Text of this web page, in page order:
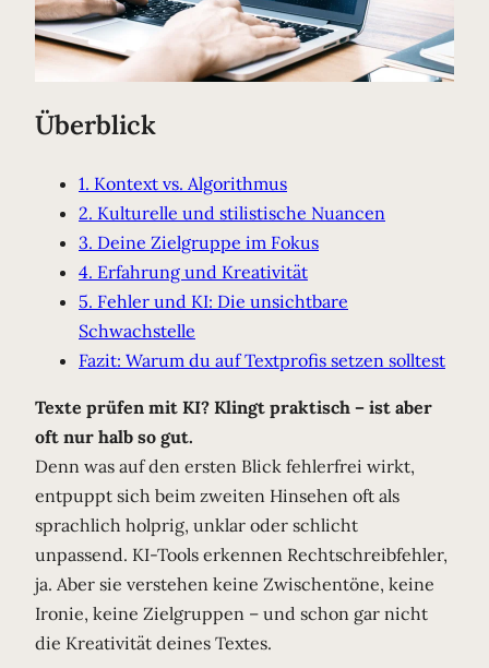
Überblick
1. Kontext vs. Algorithmus
2. Kulturelle und stilistische Nuancen
3. Deine Zielgruppe im Fokus
4. Erfahrung und Kreativität
5. Fehler und KI: Die unsichtbare
Schwachstelle
Fazit: Warum du auf Textprofis setzen solltest
Texte prüfen mit KI? Klingt praktisch – ist aber
oft nur halb so gut.
Denn was auf den ersten Blick fehlerfrei wirkt,
entpuppt sich beim zweiten Hinsehen oft als
sprachlich holprig, unklar oder schlicht
unpassend. KI-Tools erkennen Rechtschreibfehler,
ja. Aber sie verstehen keine Zwischentöne, keine
Ironie, keine Zielgruppen – und schon gar nicht
die Kreativität deines Textes.